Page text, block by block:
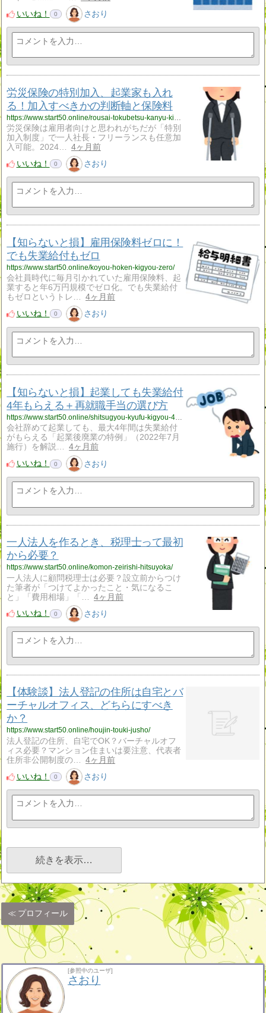
いいね！
0 さおり
労災保険の特別加入、起業家も入れ
る！加入すべきかの判断軸と保険料
労災保険は雇用者向けと思われがちだが「特別
加入制度」で一人社長・フリーランスも任意加
入可能。2024…
4ヶ月前
いいね！
0 さおり
【知らないと損】雇用保険料ゼロに！
でも失業給付もゼロ
https://www.start50.online/koyou-hoken-kigyou-zero/
会社員時代に毎月引かれていた雇用保険料、起
業すると年6万円規模でゼロ化。でも失業給付
もゼロというトレ…
4ヶ月前
いいね！
0 さおり
【知らないと損】起業しても失業給付
4年もらえる＋再就職手当の選び方
https://www.start50.online/shitsugyou-kyufu-kigyou-4nen/
会社辞めて起業しても、最大4年間は失業給付
がもらえる「起業後廃業の特例」（2022年7月
施行）を解説…
4ヶ月前
いいね！
0 さおり
一人法人を作るとき、税理士って最初
から必要？
https://www.start50.online/komon-zeirishi-hitsuyoka/
一人法人に顧問税理士は必要？設立前からつけ
た筆者が「つけてよかったこと・気になるこ
と」「費用相場」「…
4ヶ月前
いいね！
0 さおり
【体験談】法人登記の住所は自宅とバ
ーチャルオフィス、どちらにすべき
か？
https://www.start50.online/houjin-touki-jusho/
法人登記の住所、自宅でOK？バーチャルオフ
ィス必要？マンション住まいは要注意、代表者
住所非公開制度の…
4ヶ月前
いいね！
0 さおり
続きを表示…
プロフィール
[参照中のユーザ]
さおり